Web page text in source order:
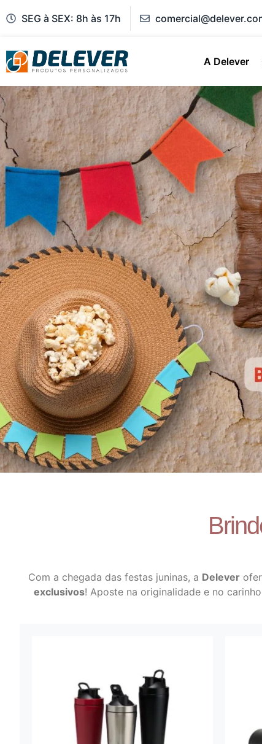
SEG à SEX: 8h às 17h
A Delever
Com a chegada das festas juninas, a Delever
exclusivos! Aposte na originalidade e no